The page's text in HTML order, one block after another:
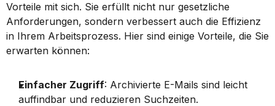
Vorteile mit sich. Sie erfüllt nicht nur gesetzliche
Anforderungen, sondern verbessert auch die Effizienz
in Ihrem Arbeitsprozess. Hier sind einige Vorteile, die Sie
erwarten können:
Einfacher Zugriff: Archivierte E-Mails sind leicht
auffindbar und reduzieren Suchzeiten.